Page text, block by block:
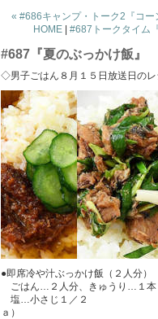
« #686キャンプ・トーク2『コー
HOME
#687トークタイム
#687『夏のぶっかけ飯』
◇男子ごはん８月１５日放送日のレ
●即席冷や汁ぶっかけ飯（２人分）
ごはん…２人分、きゅうり…１本
塩…小さじ１／２
ａ）